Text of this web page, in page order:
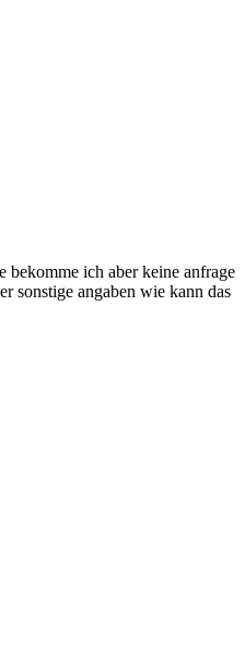
bekomme ich aber keine anfrage
sonstige angaben wie kann das